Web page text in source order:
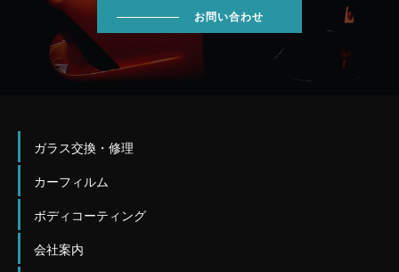
お問い合わせ
ガラス交換・修理
カーフィルム
ボディコーティング
会社案内